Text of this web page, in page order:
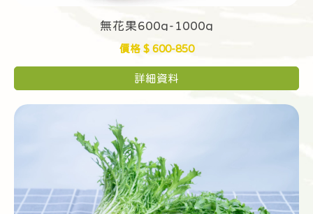
無花果600g-1000g
價格 $ 600-850
詳細資料